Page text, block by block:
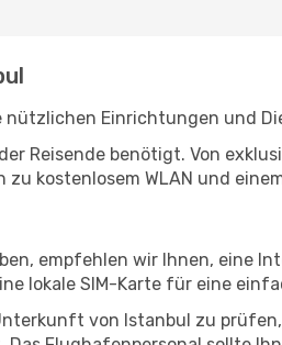
Einrichtungen und
Reisende benötigt. Von
kostenlosem WLAN und
empfehlen wir Ihnen, eine
lokale SIM-Karte für eine
von Istanbul zu